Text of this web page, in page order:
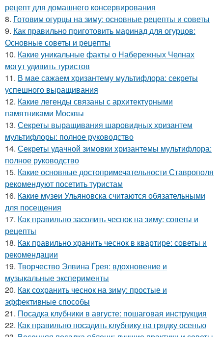
рецепт для домашнего консервирования
8. Готовим огурцы на зиму: основные рецепты и советы
9. Как правильно приготовить маринад для огурцов:
Основные советы и рецепты
10. Какие уникальные факты о Набережных Челнах
могут удивить туристов
11. В мае сажаем хризантему мультифлора: секреты
успешного выращивания
12. Какие легенды связаны с архитектурными
памятниками Москвы
13. Секреты выращивания шаровидных хризантем
мультифлоры: полное руководство
14. Секреты удачной зимовки хризантемы мультифлора:
полное руководство
15. Какие основные достопримечательности Ставрополя
рекомендуют посетить туристам
16. Какие музеи Ульяновска считаются обязательными
для посещения
17. Как правильно засолить чеснок на зиму: советы и
рецепты
18. Как правильно хранить чеснок в квартире: советы и
рекомендации
19. Творчество Элвина Грея: вдохновение и
музыкальные эксперименты
20. Как сохранить чеснок на зиму: простые и
эффективные способы
21. Посадка клубники в августе: пошаговая инструкция
22. Как правильно посадить клубнику на грядку осенью